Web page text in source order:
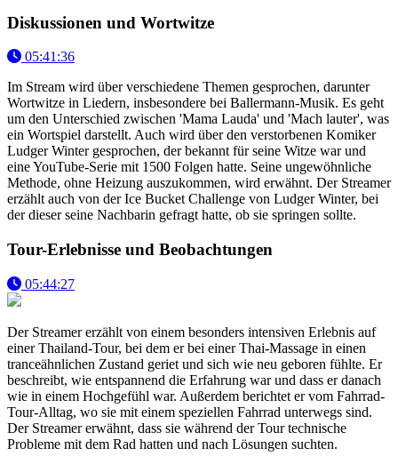
Diskussionen und Wortwitze
05:41:36
Im Stream wird über verschiedene Themen gesprochen, darunter
Wortwitze in Liedern, insbesondere bei Ballermann-Musik. Es geht
um den Unterschied zwischen 'Mama Lauda' und 'Mach lauter', was
ein Wortspiel darstellt. Auch wird über den verstorbenen Komiker
Ludger Winter gesprochen, der bekannt für seine Witze war und
eine YouTube-Serie mit 1500 Folgen hatte. Seine ungewöhnliche
Methode, ohne Heizung auszukommen, wird erwähnt. Der Streamer
erzählt auch von der Ice Bucket Challenge von Ludger Winter, bei
der dieser seine Nachbarin gefragt hatte, ob sie springen sollte.
Tour-Erlebnisse und Beobachtungen
05:44:27
Der Streamer erzählt von einem besonders intensiven Erlebnis auf
einer Thailand-Tour, bei dem er bei einer Thai-Massage in einen
tranceähnlichen Zustand geriet und sich wie neu geboren fühlte. Er
beschreibt, wie entspannend die Erfahrung war und dass er danach
wie in einem Hochgefühl war. Außerdem berichtet er vom Fahrrad-
Tour-Alltag, wo sie mit einem speziellen Fahrrad unterwegs sind.
Der Streamer erwähnt, dass sie während der Tour technische
Probleme mit dem Rad hatten und nach Lösungen suchten.